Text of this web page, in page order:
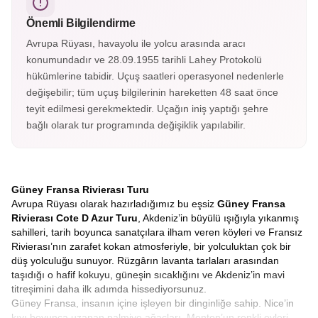
sayılır.
Önemli Bilgilendirme
Avrupa Rüyası, havayolu ile yolcu arasında aracı
konumundadır ve 28.09.1955 tarihli Lahey Protokolü
hükümlerine tabidir. Uçuş saatleri operasyonel nedenlerle
değişebilir; tüm uçuş bilgilerinin hareketten 48 saat önce
teyit edilmesi gerekmektedir. Uçağın iniş yaptığı şehre
bağlı olarak tur programında değişiklik yapılabilir.
Güney Fransa Rivierası Turu
Avrupa Rüyası olarak hazırladığımız bu eşsiz Güney Fransa
Rivierası Cote D Azur Turu , Akdeniz’in büyülü ışığıyla yıkanmış
sahilleri, tarih boyunca sanatçılara ilham veren köyleri ve Fransız
Rivierası’nın zarafet kokan atmosferiyle, bir yolculuktan çok bir
düş yolculuğu sunuyor. Rüzgârın lavanta tarlaları arasından
taşıdığı o hafif kokuyu, güneşin sıcaklığını ve Akdeniz’in mavi
titreşimini daha ilk adımda hissediyorsunuz.
Güney Fransa, insanın içine işleyen bir dinginliğe sahip. Nice’in